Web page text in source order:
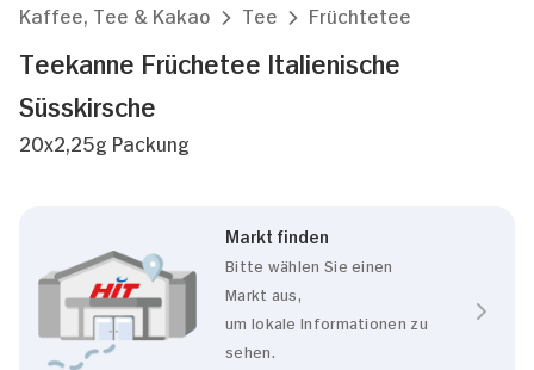
Kaffee, Tee & Kakao Tee Früchtetee
Teekanne Früchetee Italienische
Süsskirsche
20x2,25g Packung
Markt finden
Bitte wählen Sie einen
Markt aus,
um lokale Informationen zu
sehen.